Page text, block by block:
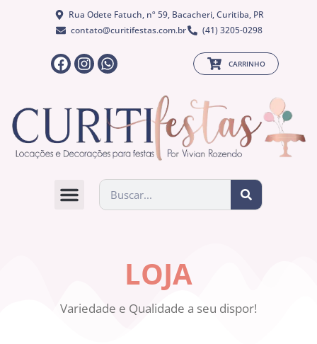
Rua Odete Fatuch, nº 59, Bacacheri, Curitiba, PR
contato@curitifestas.com.br
(41) 3205-0298
CARRINHO
LOJA
Variedade e Qualidade a seu dispor!